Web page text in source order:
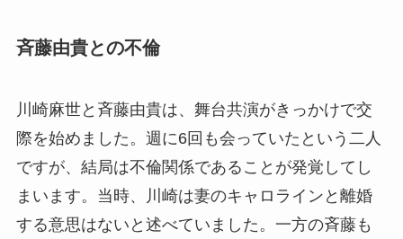
斉藤由貴との不倫
川崎麻世と斉藤由貴は、舞台共演がきっかけで交
際を始めました。週に6回も会っていたという二人
ですが、結局は不倫関係であることが発覚してし
まいます。当時、川崎は妻のキャロラインと離婚
する意思はないと述べていました。一方の斉藤も